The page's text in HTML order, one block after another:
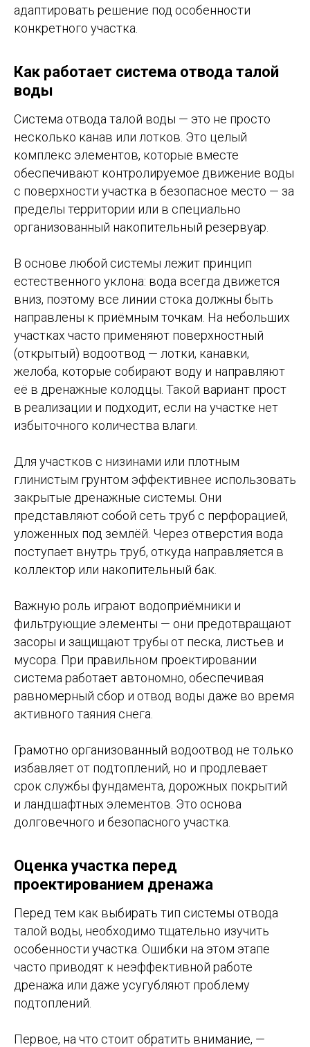
адаптировать решение под особенности
конкретного участка.
Как работает система отвода талой
воды
Система отвода талой воды — это не просто
несколько канав или лотков. Это целый
комплекс элементов, которые вместе
обеспечивают контролируемое движение воды
с поверхности участка в безопасное место — за
пределы территории или в специально
организованный накопительный резервуар.
В основе любой системы лежит принцип
естественного уклона: вода всегда движется
вниз, поэтому все линии стока должны быть
направлены к приёмным точкам. На небольших
участках часто применяют поверхностный
(открытый) водоотвод — лотки, канавки,
желоба, которые собирают воду и направляют
её в дренажные колодцы. Такой вариант прост
в реализации и подходит, если на участке нет
избыточного количества влаги.
Для участков с низинами или плотным
глинистым грунтом эффективнее использовать
закрытые дренажные системы. Они
представляют собой сеть труб с перфорацией,
уложенных под землёй. Через отверстия вода
поступает внутрь труб, откуда направляется в
коллектор или накопительный бак.
Важную роль играют водоприёмники и
фильтрующие элементы — они предотвращают
засоры и защищают трубы от песка, листьев и
мусора. При правильном проектировании
система работает автономно, обеспечивая
равномерный сбор и отвод воды даже во время
активного таяния снега.
Грамотно организованный водоотвод не только
избавляет от подтоплений, но и продлевает
срок службы фундамента, дорожных покрытий
и ландшафтных элементов. Это основа
долговечного и безопасного участка.
Оценка участка перед
проектированием дренажа
Перед тем как выбирать тип системы отвода
талой воды, необходимо тщательно изучить
особенности участка. Ошибки на этом этапе
часто приводят к неэффективной работе
дренажа или даже усугубляют проблему
подтоплений.
Первое, на что стоит обратить внимание, —